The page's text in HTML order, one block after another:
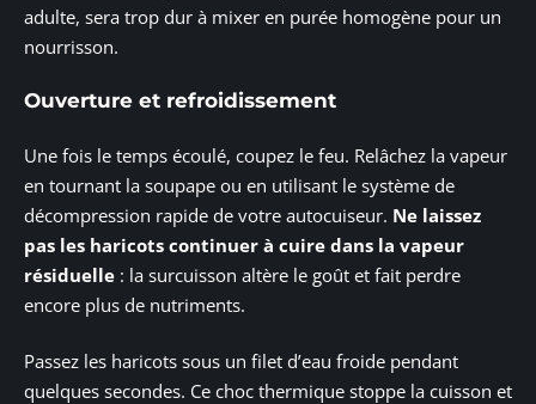
adulte, sera trop dur à mixer en purée homogène pour un
nourrisson.
Ouverture et refroidissement
Une fois le temps écoulé, coupez le feu. Relâchez la vapeur
en tournant la soupape ou en utilisant le système de
décompression rapide de votre autocuiseur. Ne laissez
pas les haricots continuer à cuire dans la vapeur
résiduelle : la surcuisson altère le goût et fait perdre
encore plus de nutriments.
Passez les haricots sous un filet d’eau froide pendant
quelques secondes. Ce choc thermique stoppe la cuisson et